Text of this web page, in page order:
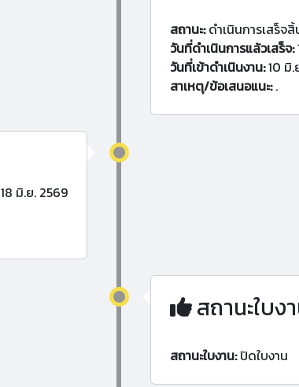
สถานะ:ดำเนินการเสร็จสิ้
วันที่ดำเนินการแล้วเสร็จ:
วันที่เข้าดำเนินงาน:10 มิ.
สาเหตุ/ข้อเสนอแนะ:.
18 มิ.ย. 2569
สถานะใบง
สถานะใบงาน:ปิดใบงาน